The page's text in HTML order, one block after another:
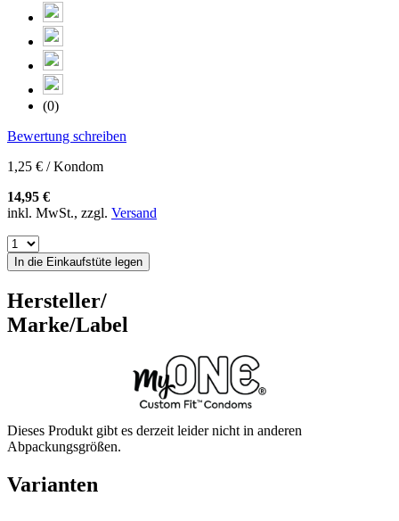
(0)
Bewertung schreiben
1,25 € / Kondom
14,95 €
inkl. MwSt., zzgl. Versand
In die Einkaufstüte legen
Hersteller/
Marke/Label
Dieses Produkt gibt es derzeit leider nicht in anderen
Abpackungsgrößen.
Varianten